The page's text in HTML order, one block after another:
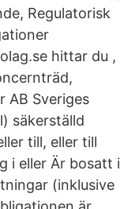
Regulatorisk
hittar du ,
AB Sveriges
säkerställd
till, eller till
i eller Är bosatt i
(inklusive